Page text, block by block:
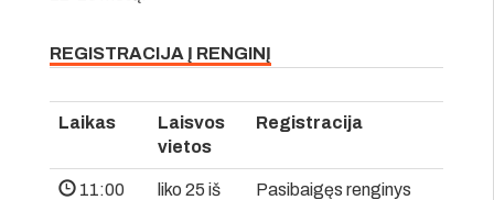
REGISTRACIJA Į RENGINĮ
Laikas
Laisvos
vietos
Registracija
11:00
liko 25 iš
Pasibaigęs renginys